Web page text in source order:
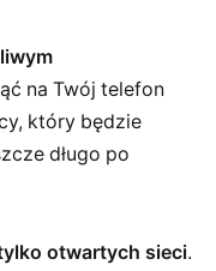
na Twój telefon
który będzie
długo po
otwartych sieci.